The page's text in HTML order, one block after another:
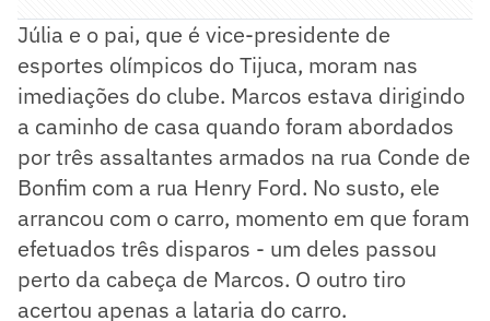
Júlia e o pai, que é vice-presidente de
esportes olímpicos do Tijuca, moram nas
imediações do clube. Marcos estava dirigindo
a caminho de casa quando foram abordados
por três assaltantes armados na rua Conde de
Bonfim com a rua Henry Ford. No susto, ele
arrancou com o carro, momento em que foram
efetuados três disparos - um deles passou
perto da cabeça de Marcos. O outro tiro
acertou apenas a lataria do carro.